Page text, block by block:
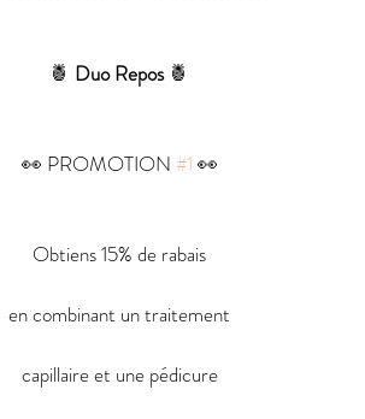
🍍 Duo Repos 🍍
👀 PROMOTION #1 👀
Obtiens 15% de rabais
en combinant un traitement
capillaire et une pédicure